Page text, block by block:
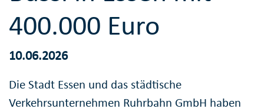
400.000 Euro
10.06.2026
Die Stadt Essen und das städtische
Verkehrsunternehmen Ruhrbahn GmbH haben